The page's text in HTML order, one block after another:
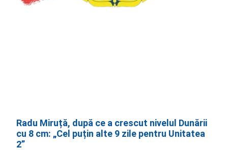
Radu Miruță, după ce a crescut nivelul Dunării
cu 8 cm: „Cel puțin alte 9 zile pentru Unitatea
2”